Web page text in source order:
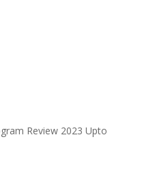
Review 2023 Upto